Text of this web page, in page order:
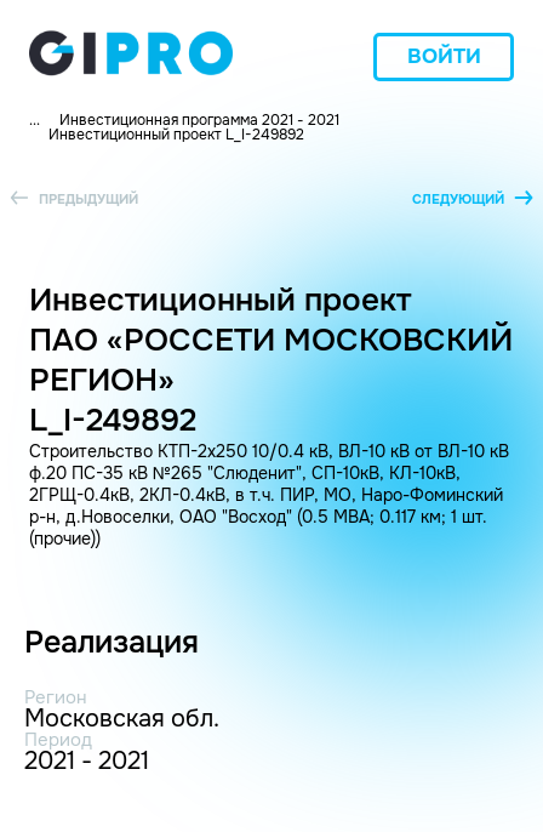
ВОЙТИ
... Инвестиционная программа 2021 - 2021
Инвестиционный проект L_I-249892
ПРЕДЫДУЩИЙ СЛЕДУЮЩИЙ
Инвестиционный проект
ПАО «РОССЕТИ МОСКОВСКИЙ
РЕГИОН»
L_I-249892
Строительство КТП-2х250 10/0.4 кВ, ВЛ-10 кВ от ВЛ-10 кВ
ф.20 ПС-35 кВ №265 "Слюденит", СП-10кВ, КЛ-10кВ,
2ГРЩ-0.4кВ, 2КЛ-0.4кВ, в т.ч. ПИР, МО, Наро-Фоминский
р-н, д.Новоселки, ОАО "Восход" (0.5 МВА; 0.117 км; 1 шт.
(прочие))
Реализация
Регион
Московская обл.
Период
2021 - 2021